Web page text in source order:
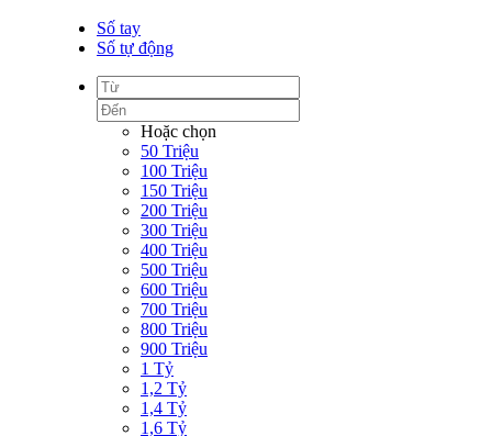
Số tay
Số tự động
Hoặc chọn
50 Triệu
100 Triệu
150 Triệu
200 Triệu
300 Triệu
400 Triệu
500 Triệu
600 Triệu
700 Triệu
800 Triệu
900 Triệu
1 Tỷ
1,2 Tỷ
1,4 Tỷ
1,6 Tỷ